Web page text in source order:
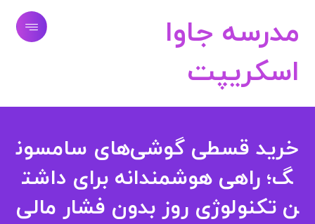
مدرسه جاوا
اسکریپت
خرید قسطی گوشی‌های سامسون
گ؛ راهی هوشمندانه برای داشت
ن تکنولوژی روز بدون فشار مالی